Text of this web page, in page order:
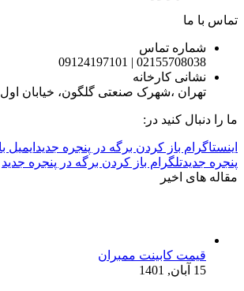
تماس با ما
شماره تماس
02155708038 | 09124197101
نشانی کارخانه
تهران ،شهرک صنعتی گلگون، خیابان اول
ما را دنبال کنید در:
اینستاگرام باز کردن برگه در پنجره جدید ایمیل
پنجره جدیدتلگرام باز کردن برگه در پنجره جدید
مقاله های اخیر
قیمت کابینت ممبران
15 آبان, 1401